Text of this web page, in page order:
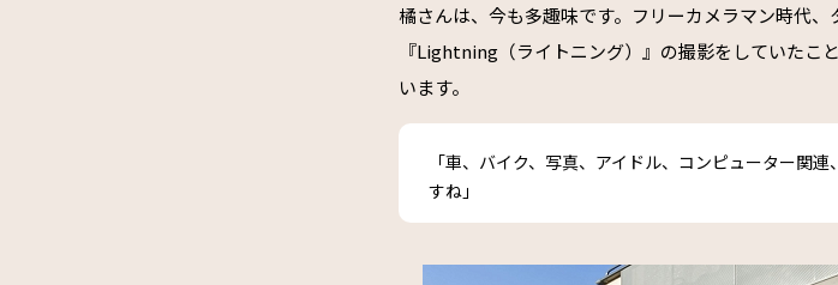
橘さんは、今も多趣味です。フリーカメラマン時代
『Lightning（ライトニング）』の撮影をしていたこ
います。
「車、バイク、写真、アイドル、コンピューター関
すね」